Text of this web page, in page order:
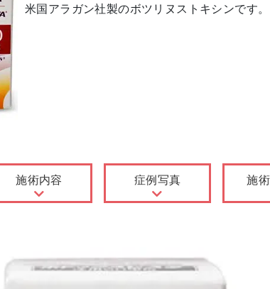
米国アラガン社製のボツリヌストキシンです。
施術内容 症例写真 施